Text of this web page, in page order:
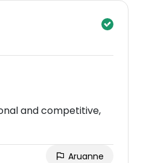
and competitive,
Aruanne